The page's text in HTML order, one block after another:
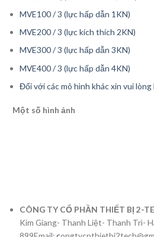
MVE100 / 3 (lực hấp dẫn 1KN)
MVE200 / 3 (lực kích thích 2KN)
MVE300 / 3 (lực hấp dẫn 3KN)
MVE400 / 3 (lực hấp dẫn 4KN)
Đối với các mô hình khác xin vui
Một số hình ảnh
CÔNG TY CỔ PHẦN THIẾT BỊ 2-
Kim Giang- Thanh Liệt- Thanh Trì-